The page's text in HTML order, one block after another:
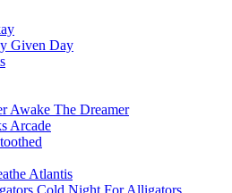
Given Day
Awake The Dreamer
Arcade
Atlantis
Cold Night For Alligators